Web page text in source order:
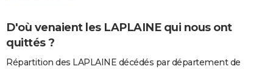
D'où venaient les LAPLAINE qui nous ont
quittés ?
Répartition des LAPLAINE décédés par département de